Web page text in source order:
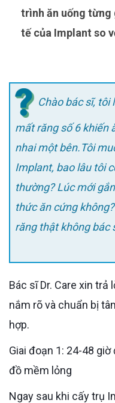
trình ăn uống từng
tế của Implant so
Chào bác sĩ, tôi
mất răng số 6 khiến
nhai một bên.Tôi
Implant, bao lâu tôi
thường? Lúc mới
thức ăn cứng
răng thật không bác
Bác sĩ Dr. Care xin trả lời chi tiết từng giai đoạn để cô
nắm rõ và chuẩn bị
hợp.
Giai đoạn 1: 24-48 giờ đầu sau phẫu thuật – Chỉ ăn
đồ mềm lỏng
Ngay sau khi cấy trụ Implant vào xương hàm, vùng